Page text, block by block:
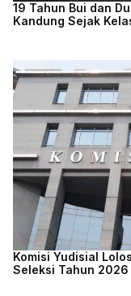
19 Tahun Bui dan
Kandung Sejak
Komisi Yudisial
Seleksi Tahun 2026